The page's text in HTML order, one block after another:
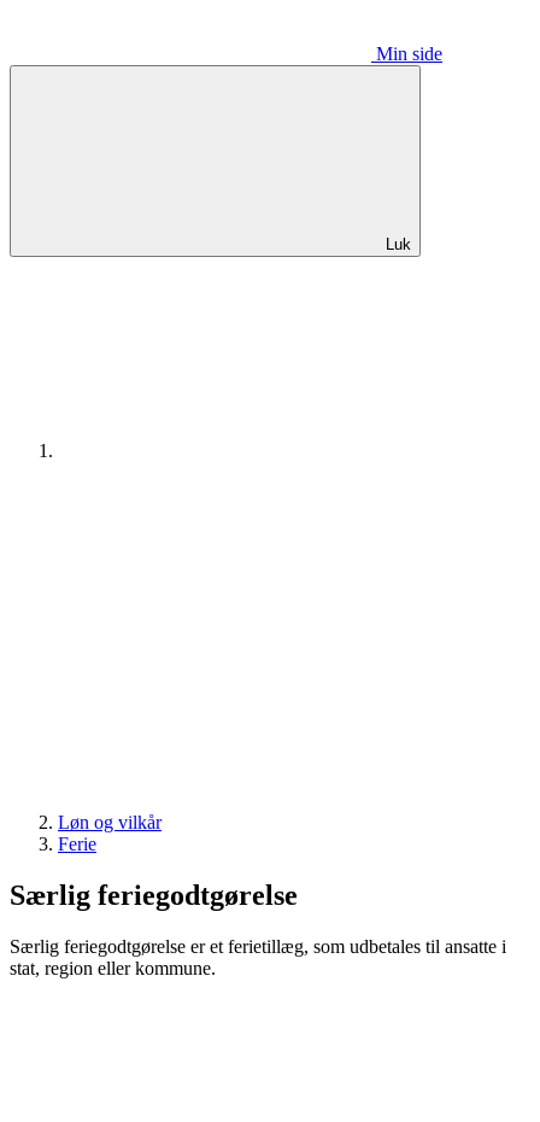
Min side
Luk
Løn og vilkår
Ferie
Særlig feriegodtgørelse
Særlig feriegodtgørelse er et ferietillæg, som udbetales til ansatte i
stat, region eller kommune.